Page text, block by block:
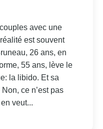
avec une
est souvent
26 ans, en
55 ans, lève le
la libido. Et sa
ce n’est pas
veut...